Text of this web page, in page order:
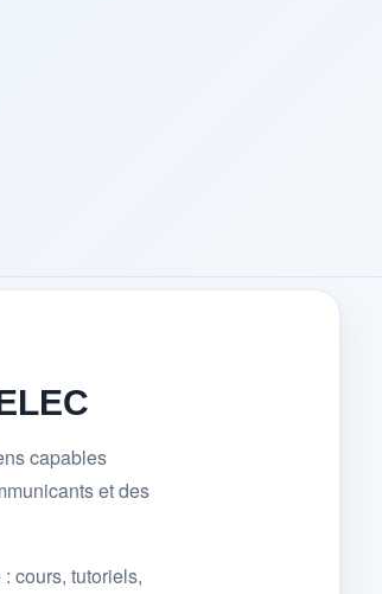
capables
et des
cours, tutoriels,